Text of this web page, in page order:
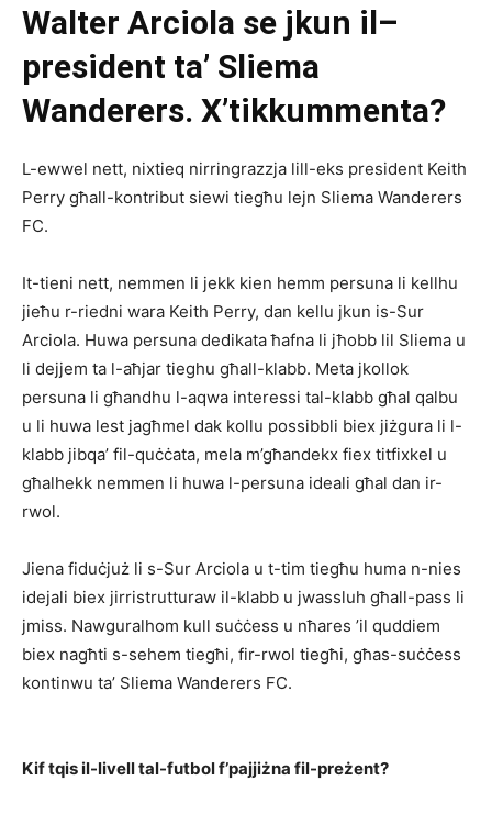
Walter Arciola se jkun il–
president ta’ Sliema
Wanderers. X’tikkummenta?
L-ewwel nett, nixtieq nirringrazzja lill-eks president Keith
Perry għall-kontribut siewi tiegħu lejn Sliema Wanderers
FC.
It-tieni nett, nemmen li jekk kien hemm persuna li kellhu
jieħu r-riedni wara Keith Perry, dan kellu jkun is-Sur
Arciola. Huwa persuna dedikata ħafna li jħobb lil Sliema u
li dejjem ta l-aħjar tieghu għall-klabb. Meta jkollok
persuna li għandhu l-aqwa interessi tal-klabb għal qalbu
u li huwa lest jagħmel dak kollu possibbli biex jiżgura li l-
klabb jibqa’ fil-quċċata, mela m’għandekx fiex titfixkel u
għalhekk nemmen li huwa l-persuna ideali għal dan ir-
rwol.
Jiena fiduċjuż li s-Sur Arciola u t-tim tiegħu huma n-nies
idejali biex jirristrutturaw il-klabb u jwassluh għall-pass li
jmiss. Nawguralhom kull suċċess u nħares ’il quddiem
biex nagħti s-sehem tiegħi, fir-rwol tiegħi, għas-suċċess
kontinwu ta’ Sliema Wanderers FC.
Kif tqis il-livell tal-futbol f’pajjiżna fil-preżent?